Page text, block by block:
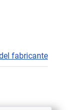
fabricante